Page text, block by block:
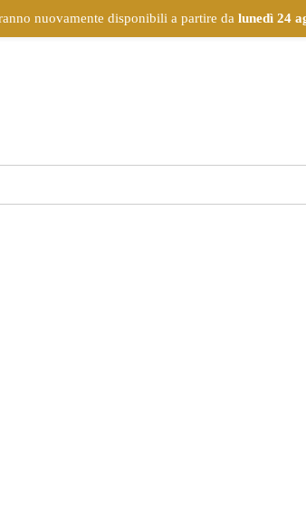
nuovamente disponibili a partire da lunedì 24